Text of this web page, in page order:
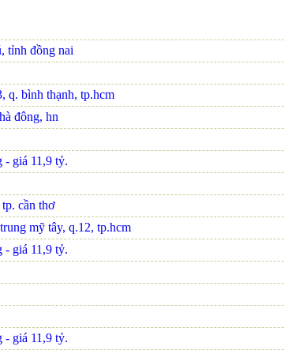
tỉnh đồng nai
q. bình thạnh, tp.hcm
đông, hn
- giá 11,9 tỷ.
cần thơ
mỹ tây, q.12, tp.hcm
- giá 11,9 tỷ.
- giá 11,9 tỷ.